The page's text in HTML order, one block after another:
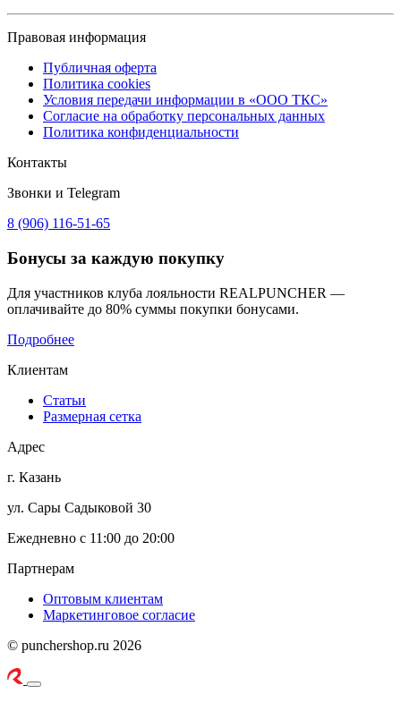
Правовая информация
Публичная оферта
Политика cookies
Условия передачи информации в «ООО ТКС»
Согласие на обработку персональных данных
Политика конфиденциальности
Контакты
Звонки и Telegram
8 (906) 116-51-65
Бонусы за каждую покупку
Для участников клуба лояльности REALPUNCHER —
оплачивайте до 80% суммы покупки бонусами.
Подробнее
Клиентам
Статьи
Размерная сетка
Адрес
г. Казань
ул. Сары Садыковой 30
Ежедневно с 11:00 до 20:00
Партнерам
Оптовым клиентам
Маркетинговое согласие
© punchershop.ru 2026